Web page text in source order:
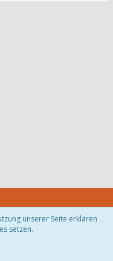
unserer Seite erklären
setzen.